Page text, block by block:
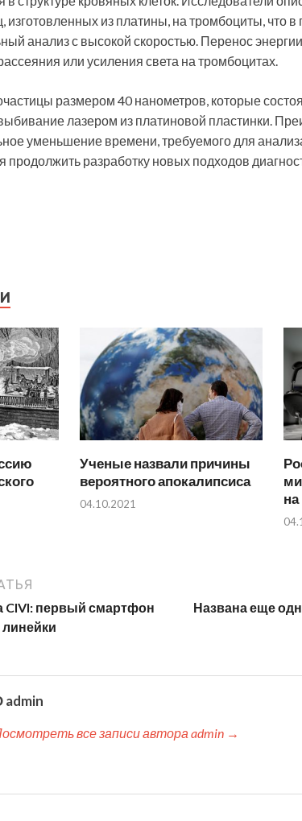
изготовленных из платины, на тромбоциты, что в
анализ с высокой скоростью. Перенос
или усиления света на тромбоцитах.
размером 40 нанометров, которые
лазером из платиновой пластинки.
уменьшение времени, требуемого для
продолжить разработку новых подходов
Ученые назвали причины
вероятного апокалипсиса
04.10.2021
CIVI: первый смартфон
Названа еще
admin
все записи автора admin →